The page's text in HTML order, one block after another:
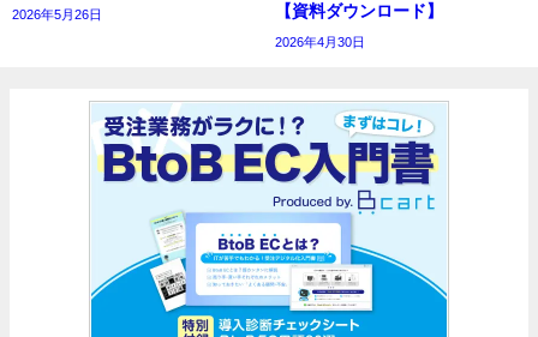
2026年5月26日
【資料ダウンロード】
2026年4月30日